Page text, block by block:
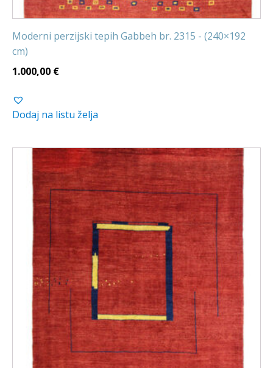
Moderni perzijski tepih Gabbeh br. 2315 - (240×192
cm)
1.000,00 €
Dodaj na listu želja